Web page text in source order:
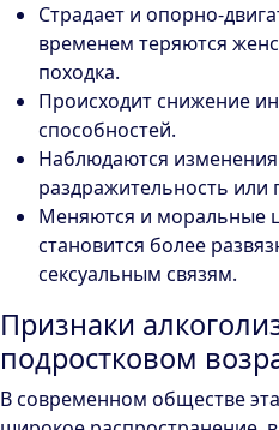
Страдает и опорно-
временем теряются
походка.
Происходит снижение
способностей.
Наблюдаются
раздражительность или
Меняются и моральные
становится более
сексуальным связям.
Признаки
подростковом
В современном обществе